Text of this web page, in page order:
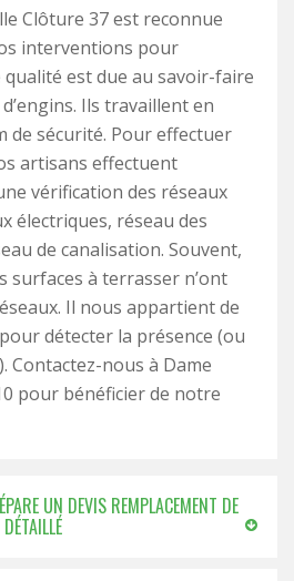
Clôture 37 est reconnue
interventions pour
est due au savoir-faire
Ils travaillent en
de sécurité. Pour effectuer
artisans effectuent
vérification des réseaux
électriques, réseau des
de canalisation. Souvent,
surfaces à terrasser n’ont
Il nous appartient de
détecter la présence (ou
Contactez-nous à Dame
pour bénéficier de notre
UN DEVIS REMPLACEMENT DE